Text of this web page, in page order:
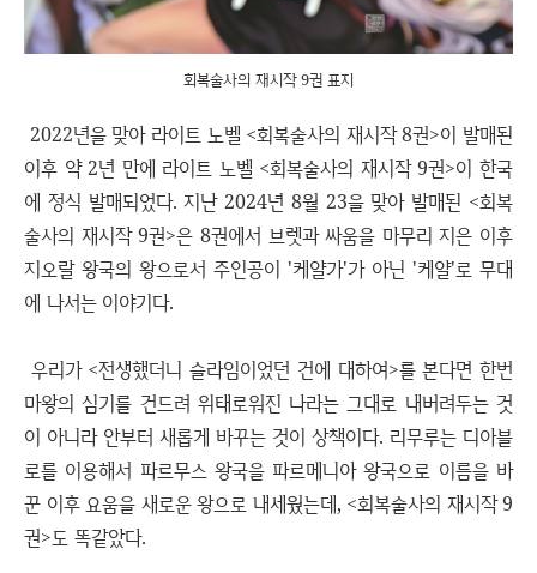
회복술사의 재시작 9권 표지
2022년을 맞아 라이트 노벨 <회복술사의 재시작 8권>이 발매된
이후 약 2년 만에 라이트 노벨 <회복술사의 재시작 9권>이 한국
에 정식 발매되었다. 지난 2024년 8월 23을 맞아 발매된 <회복
술사의 재시작 9권>은 8권에서 브렛과 싸움을 마무리 지은 이후
지오랄 왕국의 왕으로서 주인공이 '케얄가'가 아닌 '케얄'로 무대
에 나서는 이야기다.
우리가 <전생했더니 슬라임이었던 건에 대하여>를 본다면 한번
마왕의 심기를 건드려 위태로워진 나라는 그대로 내버려두는 것
이 아니라 안부터 새롭게 바꾸는 것이 상책이다. 리무루는 디아블
로를 이용해서 파르무스 왕국을 파르메니아 왕국으로 이름을 바
꾼 이후 요움을 새로운 왕으로 내세웠는데, <회복술사의 재시작 9
권>도 똑같았다.